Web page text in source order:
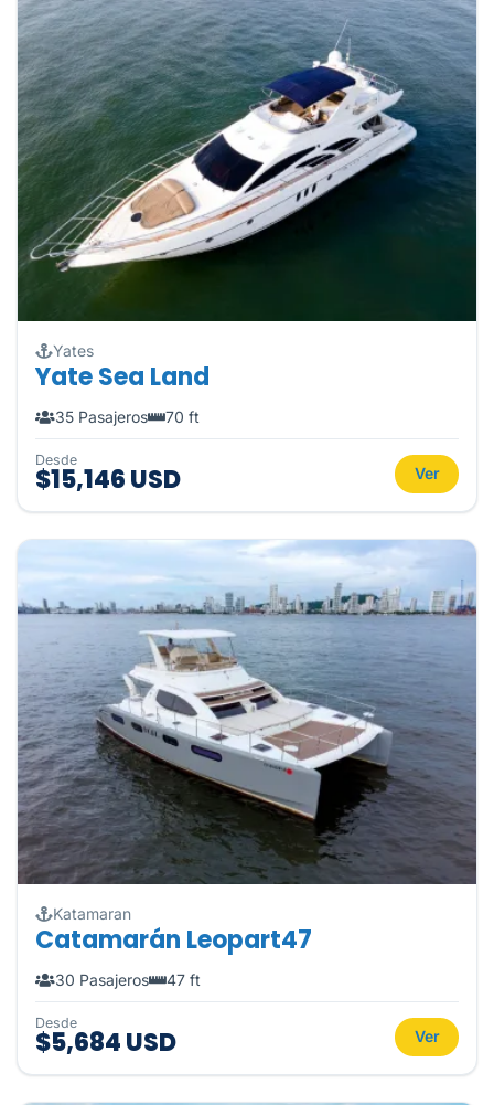
Yates
Yate Sea Land
35 Pasajeros 70 ft
Desde
$15,146 USD Ver
Katamaran
Catamarán Leopart47
30 Pasajeros 47 ft
Desde
$5,684 USD Ver